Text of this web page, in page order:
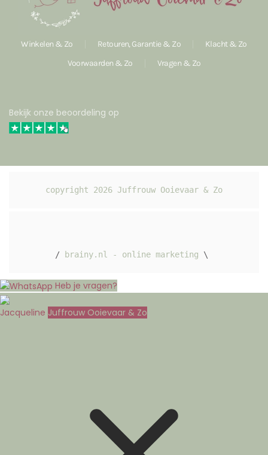
Winkelen & Zo Retouren, Garantie & Zo
Klacht & Zo
Voorwaarden & Zo
Vragen & Zo
Bekijk onze beoordeling op
copyright 2026 Juffrouw Ooievaar & Zo
/ brainy.nl - online marketing \
Heb je vragen?
Jacqueline Juffrouw Ooievaar & Zo